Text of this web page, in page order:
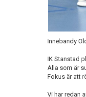
Innebandy
IK Stanstad
Alla som är
Fokus är att
Vi har redan